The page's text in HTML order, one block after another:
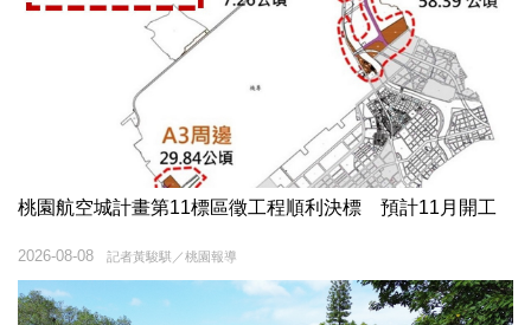
桃園航空城計畫第11標區徵工程順利決標 預計11月開工
記者黃駿騏／桃園報導
2026-08-08